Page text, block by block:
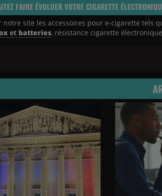
FAIRE ÉVOLUER VOTRE CIGARETTE
notre site les accessoires pour e-cigarette tels
et batteries, résistance cigarette